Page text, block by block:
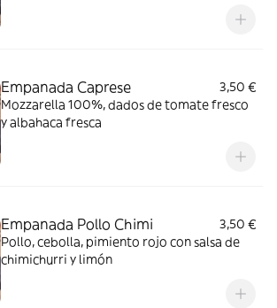
Empanada Caprese
3,50 €
Mozzarella 100%, dados de tomate fresco
y albahaca fresca
Empanada Pollo Chimi
3,50 €
Pollo, cebolla, pimiento rojo con salsa de
chimichurri y limón